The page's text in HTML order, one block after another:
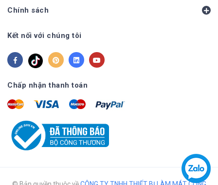
Chính sách
Kết nối với chúng tôi
Chấp nhận thanh toán